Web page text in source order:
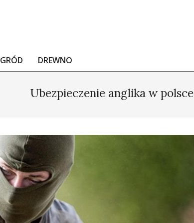
DREWNO
Ubezpieczenie anglika w polsce